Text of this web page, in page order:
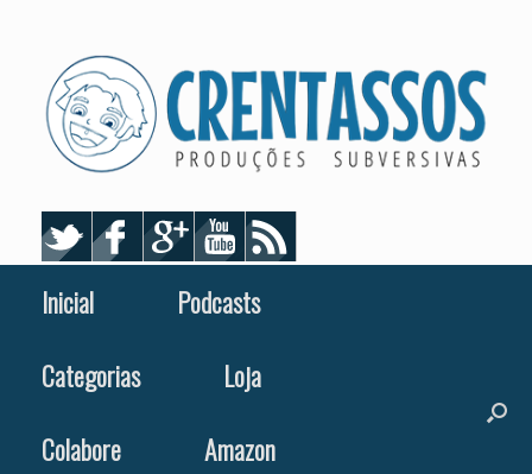
Inicial
Podcasts
Categorias
Loja
Colabore
Amazon